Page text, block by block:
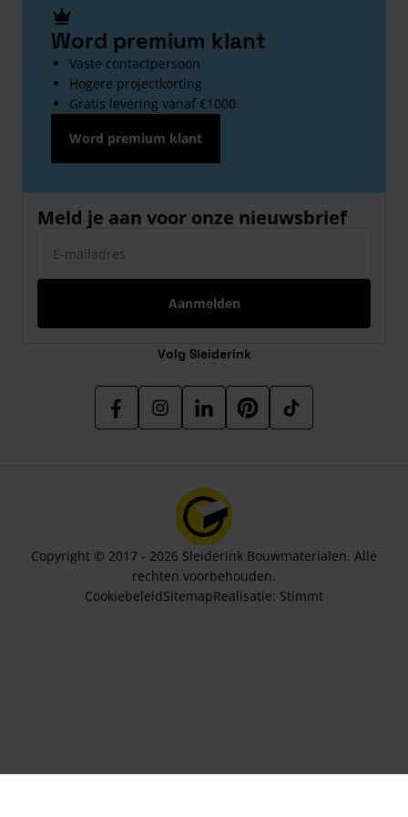
Word premium klant
Vaste contactpersoon
Hogere projectkorting
Gratis levering vanaf €1000
Word premium klant
Meld je aan voor onze nieuwsbrief
Aanmelden
Volg Sleiderink
Copyright © 2017 - 2026 Sleiderink Bouwmaterialen. Alle
rechten voorbehouden.
CookiebeleidSitemapRealisatie: Stimmt